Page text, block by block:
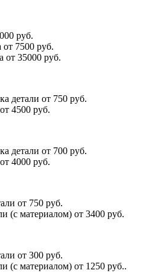
руб.
от 7500 руб.
от 35000 руб.
детали от 750 руб.
4500 руб.
детали от 700 руб.
4000 руб.
от 750 руб.
(с материалом) от 3400 руб.
от 300 руб.
(с материалом) от 1250 руб..